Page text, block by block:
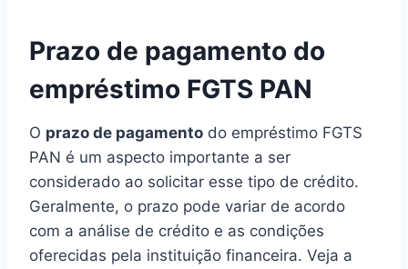
Prazo de pagamento do
empréstimo FGTS PAN
O prazo de pagamento do empréstimo FGTS
PAN é um aspecto importante a ser
considerado ao solicitar esse tipo de crédito.
Geralmente, o prazo pode variar de acordo
com a análise de crédito e as condições
oferecidas pela instituição financeira. Veja a